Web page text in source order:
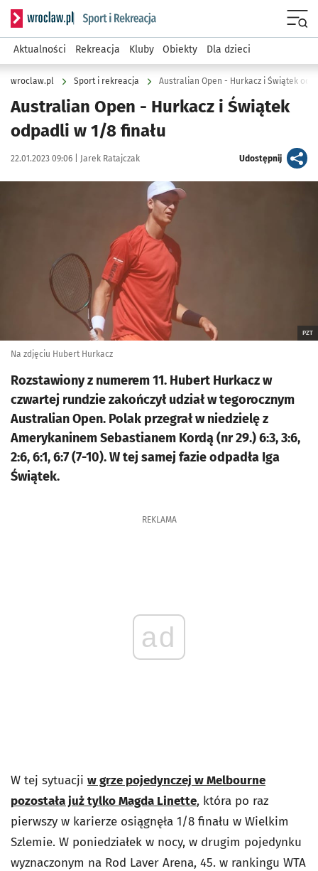
Serwis informacyjny wroclaw.pl podserwis: Sport i rekreacja
Aktualności Rekreacja Kluby Obiekty Dla dzieci
wroclaw.pl Sport i rekreacja Australian Open - Hurkacz i Świątek
Australian Open - Hurkacz i Świątek
odpadli w 1/8 finału
Data publikacji:
22.01.2023 09:06 | Autor:
Jarek Ratajczak Udostępnijartykuł
PZT
Na zdjęciu Hubert Hurkacz
Rozstawiony z numerem 11. Hubert Hurkacz w
czwartej rundzie zakończył udział w tegorocznym
Australian Open. Polak przegrał w niedzielę z
Amerykaninem Sebastianem Kordą (nr 29.) 6:3, 3:6,
2:6, 6:1, 6:7 (7-10). W tej samej fazie odpadła Iga
Świątek.
REKLAMA
ad
W tej sytuacji w grze pojedynczej w Melbourne
pozostała już tylko Magda Linette, która po raz
pierwszy w karierze osiągnęła 1/8 finału w Wielkim
Szlemie. W poniedziałek w nocy, w drugim pojedynku
wyznaczonym na Rod Laver Arena, 45. w rankingu WTA